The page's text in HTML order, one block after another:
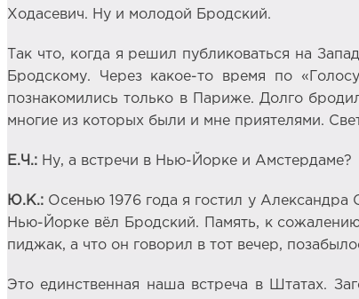
Ходасевич. Ну и молодой Бродский.
Так что, когда я решил публиковаться на
Бродскому. Через какое-то время по
познакомились только в Париже. Долго
многие из которых были и мне приятелями.
Е.Ч.: Ну, а встречи в Нью-Йорке и Амстердаме?
Ю.К.: Осенью 1976 года я гостил у
Нью-Йорке вёл Бродский. Память, к
пиджак, а что он говорил в тот вечер,
Это единственная наша встреча в Штатах.